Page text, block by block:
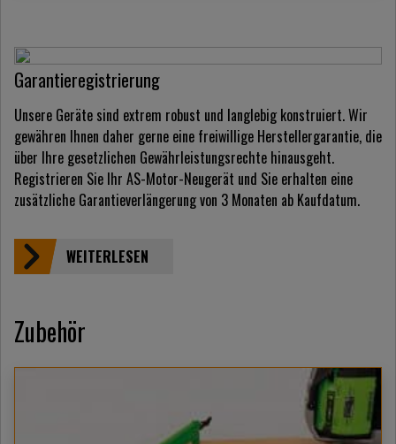
Garantieregistrierung
Unsere Geräte sind extrem robust und langlebig konstruiert. Wir
gewähren Ihnen daher gerne eine freiwillige Herstellergarantie, die
über Ihre gesetzlichen Gewährleistungsrechte hinausgeht.
Registrieren Sie Ihr AS-Motor-Neugerät und Sie erhalten eine
zusätzliche Garantieverlängerung von 3 Monaten ab Kaufdatum.
WEITERLESEN
Zubehör